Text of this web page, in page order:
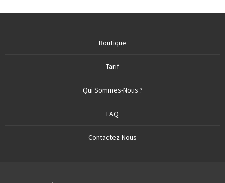
Boutique
Tarif
Qui Sommes-Nous ?
FAQ
Contactez-Nous